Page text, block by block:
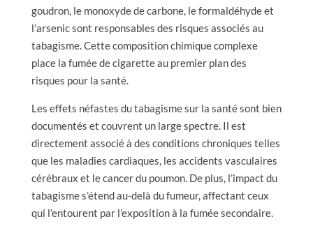
goudron, le monoxyde de carbone, le formaldéhyde et
l’arsenic sont responsables des risques associés au
tabagisme. Cette composition chimique complexe
place la fumée de cigarette au premier plan des
risques pour la santé.
Les effets néfastes du tabagisme sur la santé sont bien
documentés et couvrent un large spectre. Il est
directement associé à des conditions chroniques telles
que les maladies cardiaques, les accidents vasculaires
cérébraux et le cancer du poumon. De plus, l’impact du
tabagisme s’étend au-delà du fumeur, affectant ceux
qui l’entourent par l’exposition à la fumée secondaire.